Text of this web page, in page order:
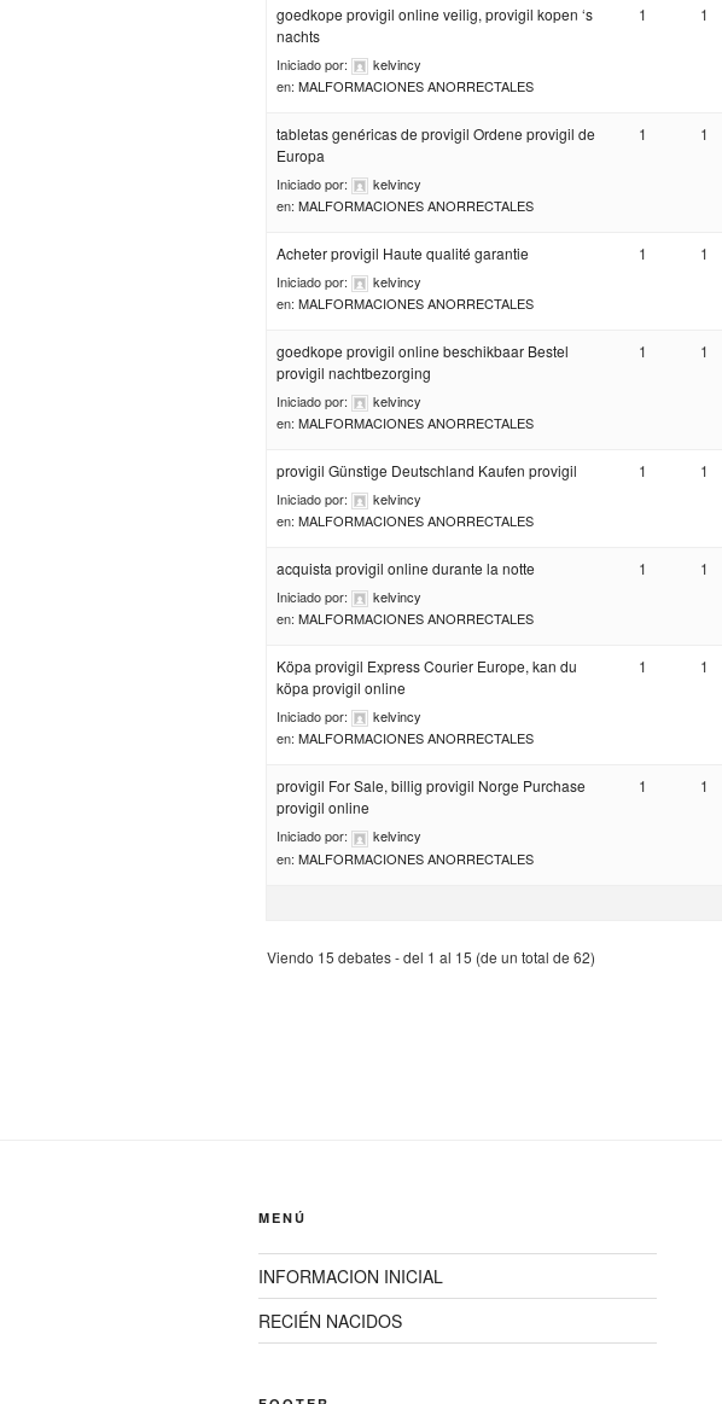
goedkope provigil online veilig, provigil kopen ‘s
nachts
Iniciado por:
kelvincy
en: MALFORMACIONES ANORRECTALES
1 1
tabletas genéricas de provigil Ordene provigil de
Europa
Iniciado por:
kelvincy
en: MALFORMACIONES ANORRECTALES
1 1
Acheter provigil Haute qualité garantie
Iniciado por:
kelvincy
en: MALFORMACIONES ANORRECTALES
1 1
goedkope provigil online beschikbaar Bestel
provigil nachtbezorging
Iniciado por:
kelvincy
en: MALFORMACIONES ANORRECTALES
1 1
provigil Günstige Deutschland Kaufen provigil
Iniciado por:
kelvincy
en: MALFORMACIONES ANORRECTALES
1 1
acquista provigil online durante la notte
Iniciado por:
kelvincy
en: MALFORMACIONES ANORRECTALES
1 1
Köpa provigil Express Courier Europe, kan du
köpa provigil online
Iniciado por:
kelvincy
en: MALFORMACIONES ANORRECTALES
1 1
provigil For Sale, billig provigil Norge Purchase
provigil online
Iniciado por:
kelvincy
en: MALFORMACIONES ANORRECTALES
1 1
Viendo 15 debates - del 1 al 15 (de un total de 62)
MENÚ
INFORMACION INICIAL
RECIÉN NACIDOS